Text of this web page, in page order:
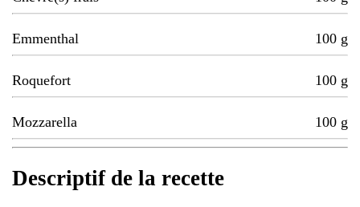
Emmenthal 100 g
Roquefort 100 g
Mozzarella 100 g
Descriptif de la recette